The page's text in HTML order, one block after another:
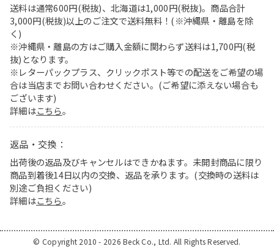
送料は通常600円(税抜)、北海道は1,000円(税抜)。商品合計
3,000円(税抜)以上のご注文で送料無料！(※沖縄県・離島を除
く)
※沖縄県・離島の方はご購入金額に関わらず送料は1,700円(税
抜)となります。
※レターパックプラス、クリックポスト等での配送をご希望の場
合は当店までお問い合わせください。(ご希望に添えない場合も
ございます)
詳細はこちら。
返品・交換：
出荷後の返品及びキャンセルはできかねます。未開封商品に限り
商品到着後14日以内の交換、返品を承ります。(交換時の送料は
別途ご負担ください)
詳細はこちら。
© Copyright 2010 - 2026 Beck Co., Ltd. All Rights Reserved.